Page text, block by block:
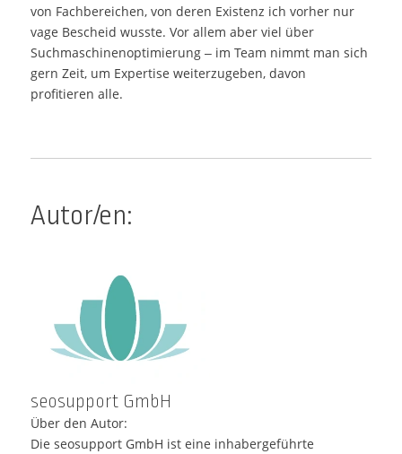
von Fachbereichen, von deren Existenz ich vorher nur
vage Bescheid wusste. Vor allem aber viel über
Suchmaschinenoptimierung – im Team nimmt man sich
gern Zeit, um Expertise weiterzugeben, davon
profitieren alle.
Autor/en:
seosupport GmbH
Über den Autor:
Die seosupport GmbH ist eine inhabergeführte